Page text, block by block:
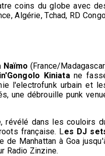
coins du globe avec
Algérie, Tchad, RD
Naïmo (France/
Kiniatane
l'electrofunk urbain et
une débrouille punk
révélé dans les couloirs
française. Les DJ
de Manhattan à Goa
Radio Zinzine.